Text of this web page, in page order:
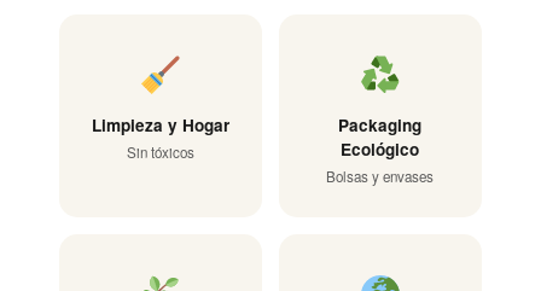
Limpieza y Hogar
Sin tóxicos
Packaging
Ecológico
Bolsas y envases